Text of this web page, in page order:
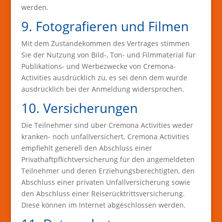
werden.
9. Fotografieren und Filmen
Mit dem Zustandekommen des Vertrages stimmen
Sie der Nutzung von Bild-, Ton- und Filmmaterial für
Publikations- und Werbezwecke von Cremona-
Activities ausdrücklich zu, es sei denn dem wurde
ausdrücklich bei der Anmeldung widersprochen.
10. Versicherungen
Die Teilnehmer sind über Cremona Activities weder
kranken- noch unfallversichert. Cremona Activities
empfiehlt generell den Abschluss einer
Privathaftpflichtversicherung für den angemeldeten
Teilnehmer und deren Erziehungsberechtigten, den
Abschluss einer privaten Unfallversicherung sowie
den Abschluss einer Reiserücktrittsversicherung.
Diese können im Internet abgeschlossen werden.